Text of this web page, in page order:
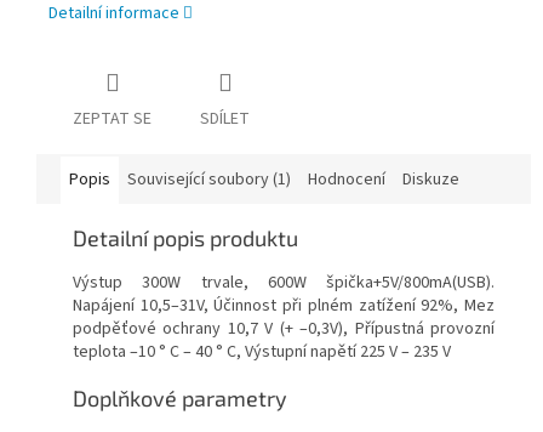
Detailní informace
ZEPTAT SE SDÍLET
Popis Související soubory (1) Hodnocení Diskuze
Detailní popis produktu
Výstup 300W trvale, 600W špička+5V/800mA(­USB).
Napájení 10,5–31V, Účinnost při plném zatížení 92%, Mez
podpěťové ochrany 10,7 V (+ –0,3V), Přípustná provozní
teplota –10 ° C – 40 ° C, Výstupní napětí 225 V – 235 V
Doplňkové parametry